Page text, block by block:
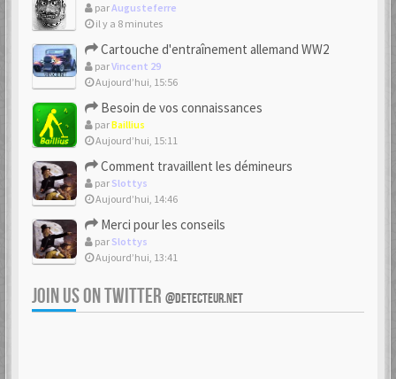
parAugusteferre
il y a 8 minutes
Cartouche d'entraînement allemand WW2
parVincent 29
Aujourd’hui, 15:56
Besoin de vos connaissances
parBaillius
Aujourd’hui, 15:11
Comment travaillent les démineurs
par Slottys
Aujourd’hui, 14:46
Merci pour les conseils
par Slottys
Aujourd’hui, 13:41
JOIN US ON TWITTER @DETECTEUR.NET